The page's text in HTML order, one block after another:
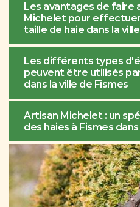
Les avantages de faire
Michelet pour
taille de haie dans la
Les différents types
peuvent être utilisés
dans la ville de Fismes
Artisan Michelet : un
des haies à Fismes dans